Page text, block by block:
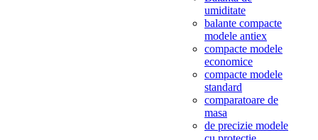
umiditate
balante compacte
modele antiex
compacte modele
economice
compacte modele
standard
comparatoare de
masa
de precizie modele